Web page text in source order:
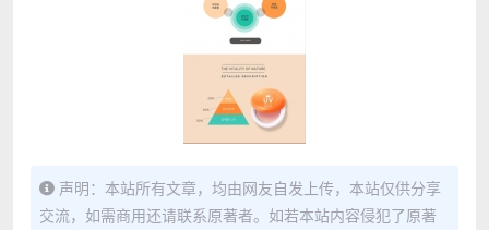
声明：本站所有文章，均由网友自发上传，本站仅供分享
交流，如需商用还请联系原著者。如若本站内容侵犯了原著